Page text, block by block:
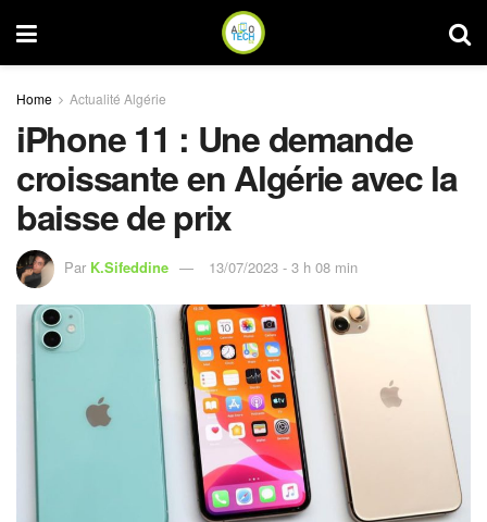
Home Actualité Algérie
iPhone 11 : Une demande
croissante en Algérie avec la
baisse de prix
Par K.Sifeddine 13/07/2023 - 3 h 08 min